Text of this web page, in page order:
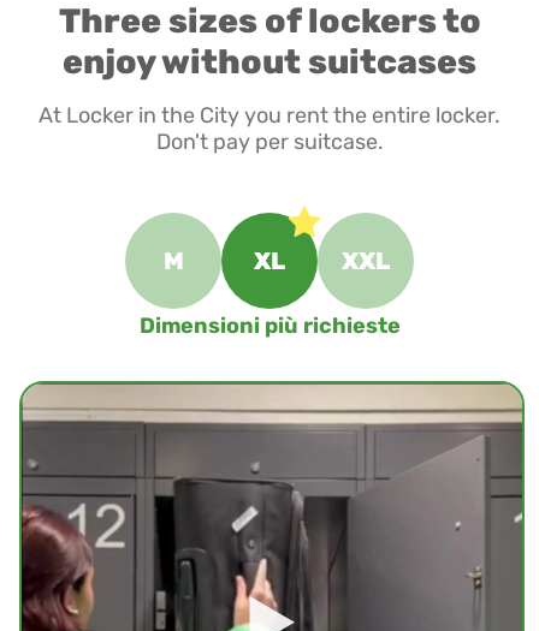
Three sizes of lockers to
enjoy without suitcases
At Locker in the City you rent the entire locker.
Don't pay per suitcase.
M XL XXL
Dimensioni più richieste